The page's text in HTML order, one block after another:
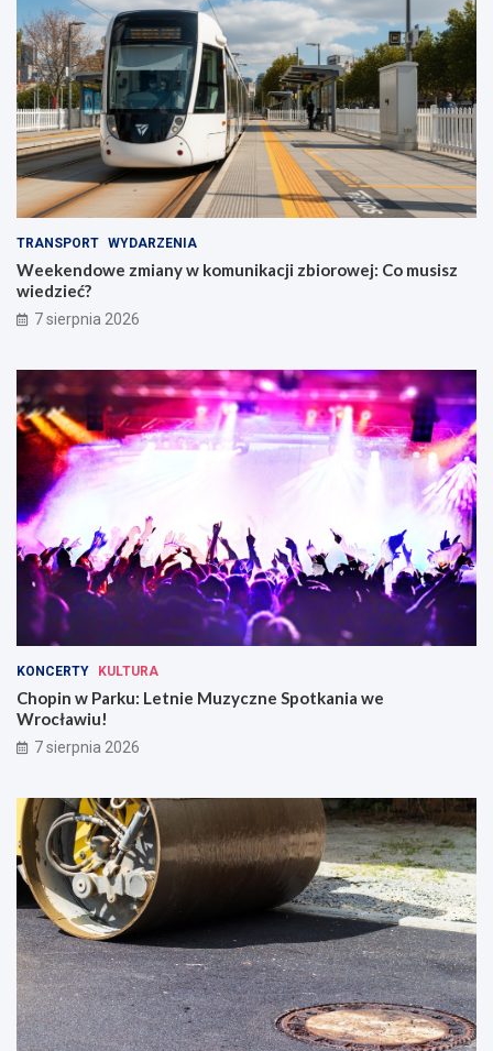
TRANSPORT WYDARZENIA
Weekendowe zmiany w komunikacji zbiorowej: Co musisz
wiedzieć?
7 sierpnia 2026
KONCERTY KULTURA
Chopin w Parku: Letnie Muzyczne Spotkania we
Wrocławiu!
7 sierpnia 2026